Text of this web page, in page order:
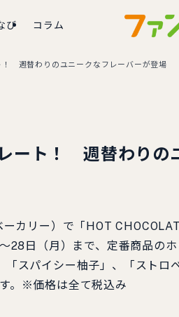
び コラム
！ 週替わりのユニークなフレーバーが登場
ート！ 週替わりの
カリー）で「HOT
28日（月）まで、定番商品の
スパイシー柚子」、「ストロ
。※価格は全て税込み